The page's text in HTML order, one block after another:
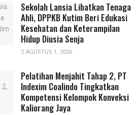
Sekolah Lansia Libatkan Tenaga
Ahli, DPPKB Kutim Beri Edukasi
Kesehatan dan Keterampilan
Hidup Diusia Senja
AGUSTUS 1, 2026
Pelatihan Menjahit Tahap 2, PT
Indexim Coalindo Tingkatkan
Kompetensi Kelompok Konveksi
Kaliorang Jaya